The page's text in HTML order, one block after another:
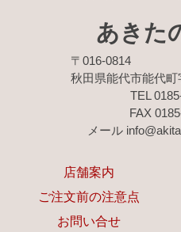
あきた
〒016-0814
秋田県能代市能代
TEL
FAX
メール
店舗案内
ご注文前の注意点
お問い合せ